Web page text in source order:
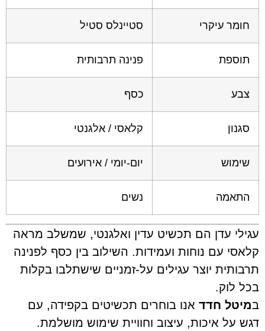
חומר עיקרי סטיינלס סטיל
תוספת פנינה תרבותית
צבע כסף
סגנון קלאסי / אלגנטי
שימוש יום-יומי / אירועים
התאמה נשים
עדן הם תכשיט עדין ואלגנטי, שמשלב מראה
עם נוחות ועמידות. השילוב בין כסף לפנינה
יוצר עגילים על-זמניים שישתלבו בקלות
לוק.
חדדאנו בוחרים תכשיטים בקפידה, עם
על איכות, עיצוב וחוויית שימוש מושלמת.